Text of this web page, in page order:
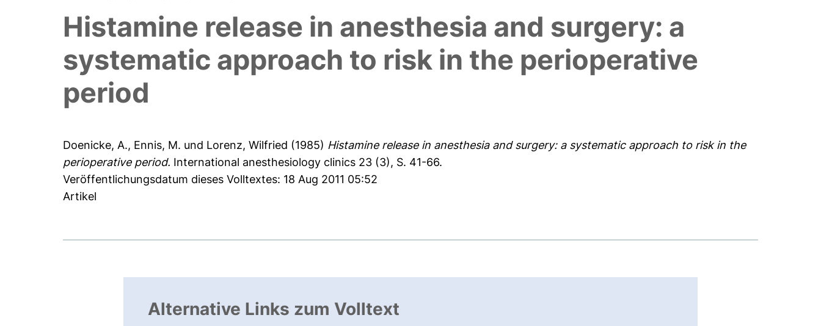
Histamine release in anesthesia and surgery: a
systematic approach to risk in the perioperative
period
Doenicke, A., Ennis, M. und Lorenz, Wilfried (1985) Histamine release in anesthesia and surgery: a systematic approach to risk in the
perioperative period. International anesthesiology clinics 23 (3), S. 41-66.
Veröffentlichungsdatum dieses Volltextes: 18 Aug 2011 05:52
Artikel
Alternative Links zum Volltext